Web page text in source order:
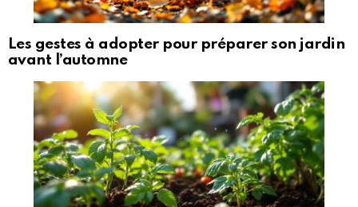
Les gestes à adopter pour préparer son jardin
avant l’automne